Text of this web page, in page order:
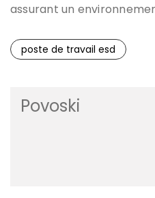
assurant un
poste de travail esd
Povoski